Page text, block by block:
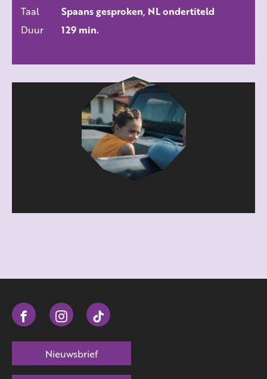
Taal
Spaans gesproken, NL ondertiteld
Duur
129 min.
Nieuwsbrief